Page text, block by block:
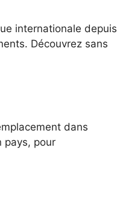
internationale depuis
Découvrez sans
dans
pays, pour